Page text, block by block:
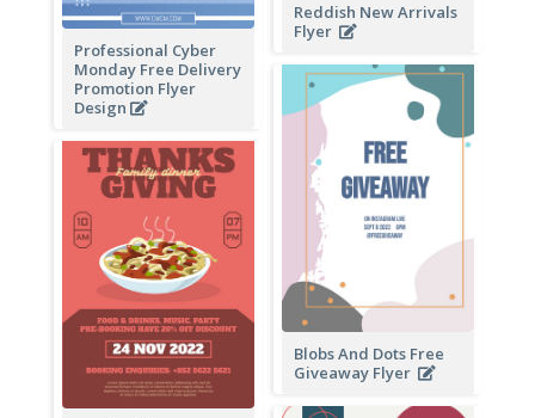
Professional Cyber
Monday Free Delivery
Promotion Flyer
Design
Reddish New Arrivals
Flyer
Blobs And Dots Free
Giveaway Flyer